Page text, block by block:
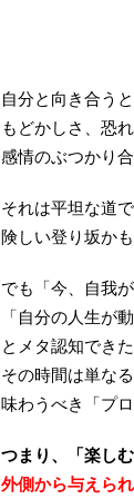
自分と向き合う
もどかしさ、恐れ
感情のぶつかり
それは平坦な道で
険しい登り坂か
でも「今、自我
「自分の人生が
とメタ認知できた
その時間は単な
味わうべき「プ
つまり、「楽し
外側から与えられ